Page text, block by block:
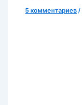
5 комментариев /